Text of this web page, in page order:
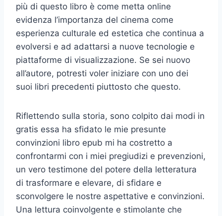
più di questo libro è come metta online
evidenza l’importanza del cinema come
esperienza culturale ed estetica che continua a
evolversi e ad adattarsi a nuove tecnologie e
piattaforme di visualizzazione. Se sei nuovo
all’autore, potresti voler iniziare con uno dei
suoi libri precedenti piuttosto che questo.
Riflettendo sulla storia, sono colpito dai modi in
gratis essa ha sfidato le mie presunte
convinzioni libro epub mi ha costretto a
confrontarmi con i miei pregiudizi e prevenzioni,
un vero testimone del potere della letteratura
di trasformare e elevare, di sfidare e
sconvolgere le nostre aspettative e convinzioni.
Una lettura coinvolgente e stimolante che